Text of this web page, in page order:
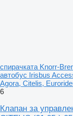
спирачката Knorr-
автобус Irisbus
Agora, Citelis,
6
Клапан за